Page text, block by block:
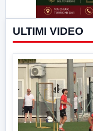
ULTIMI VIDEO